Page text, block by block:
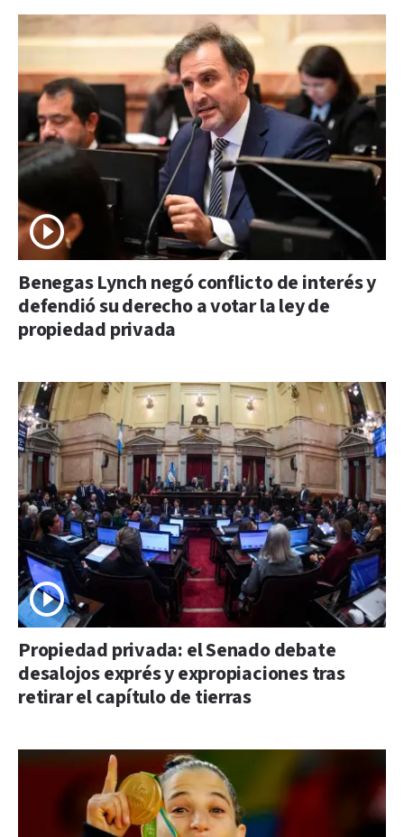
Benegas Lynch negó conflicto de interés y
defendió su derecho a votar la ley de
propiedad privada
Propiedad privada: el Senado debate
desalojos exprés y expropiaciones tras
retirar el capítulo de tierras